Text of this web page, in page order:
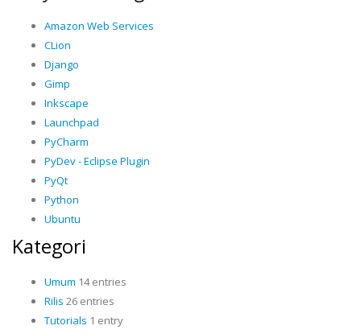
Amazon Web Services
CLion
Django
Gimp
Inkscape
Launchpad
PyCharm
PyDev - Eclipse Plugin
PyQt
Python
Ubuntu
Kategori
Umum 14 entries
Rilis 26 entries
Tutorials 1 entry